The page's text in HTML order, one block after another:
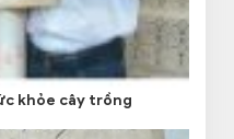
khỏe cây trồng